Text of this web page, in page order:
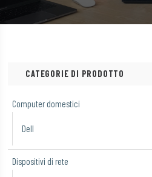
CATEGORIE DI PRODOTTO
Computer domestici
Dell
Dispositivi di rete